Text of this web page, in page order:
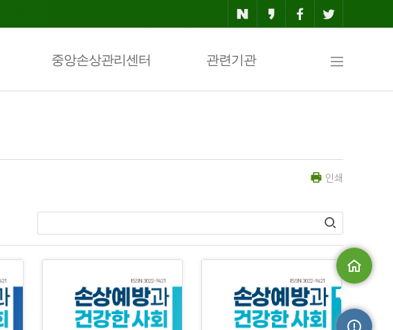
중앙손상관리센터 관련기관
맵
인쇄
메인으로